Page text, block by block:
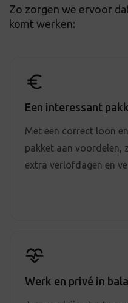
Zo zorgen we ervoor
komt werken:
Een interessant
Met een correct loon
pakket aan voordelen,
extra verlofdagen en
Werk en privé in